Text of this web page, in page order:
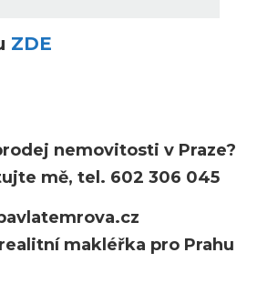
ZDE
nemovitosti v Praze?
mě, tel. 602 306 045
makléřka pro Prahu